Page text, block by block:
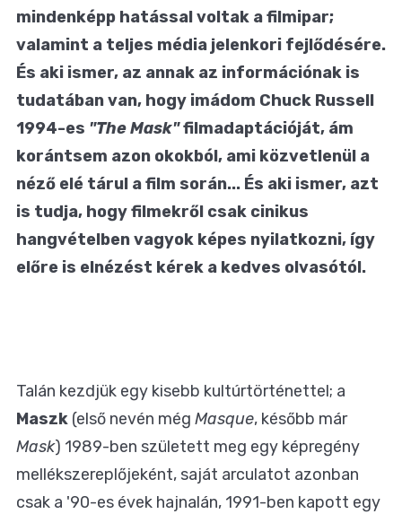
mindenképp hatással voltak a filmipar;
valamint a teljes média jelenkori fejlődésére.
És aki ismer, az annak az információnak is
tudatában van, hogy imádom Chuck Russell
1994-es "The Mask"filmadaptációját, ám
korántsem azon okokból, ami közvetlenül a
néző elé tárul a film során... És aki ismer, azt
is tudja, hogy filmekről csak cinikus
hangvételben vagyok képes nyilatkozni, így
előre is elnézést kérek a kedves olvasótól.
Talán kezdjük egy kisebb kultúrtörténettel; a
Maszk (első nevén még Masque, később már
Mask) 1989-ben született meg egy képregény
mellékszereplőjeként, saját arculatot azonban
csak a '90-es évek hajnalán, 1991-ben kapott egy